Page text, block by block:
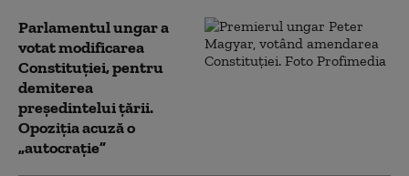
Parlamentul ungar a
votat modificarea
Constituției, pentru
demiterea
președintelui țării.
Opoziția acuză o
„autocrație”